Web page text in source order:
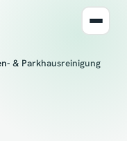
& Parkhausreinigung